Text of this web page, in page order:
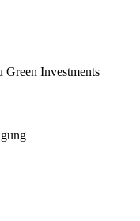
Green Investments